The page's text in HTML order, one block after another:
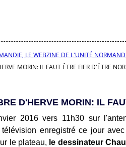
LE WEBZINE DE L'UNITÉ
MORIN: IL FAUT ÊTRE FIER D'ÊTRE
D'HERVE MORIN: IL
2016 vers 11h30 sur
télévision enregistré ce jour avec
le plateau, le dessinateur